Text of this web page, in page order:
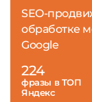
SEO-
обработке
Google
224
фразы в ТОП
Яндекс